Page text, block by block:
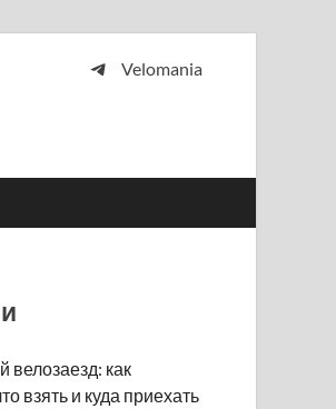
Velomania
как
взять и куда приехать